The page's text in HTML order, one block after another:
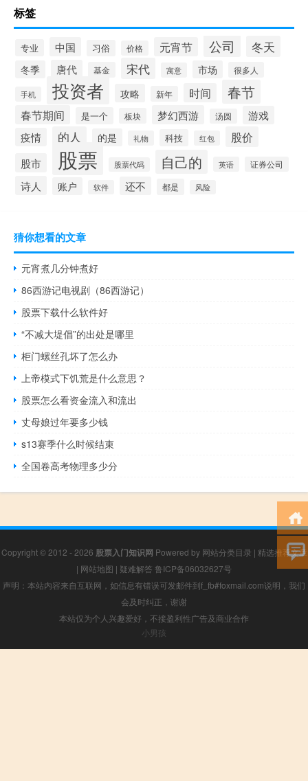
标签
专业 中国 习俗 价格 元宵节 公司 冬天
冬季 唐代 基金 宋代 寓意 市场 很多人
手机 投资者 攻略 新年 时间 春节
春节期间 是一个 板块 梦幻西游 汤圆
游戏
疫情
的人 的是 礼物 科技 红包 股价
股市 股票 股票代码 自己的 英语 证券公司
诗人 账户 软件 还不 都是 风险
猜你想看的文章
元宵煮几分钟煮好
86西游记电视剧（86西游记）
股票下载什么软件好
“不减大堤倡”的出处是哪里
柜门螺丝孔坏了怎么办
上帝模式下饥荒是什么意思？
股票怎么看资金流入和流出
丈母娘过年要多少钱
s13赛季什么时候结束
全国卷高考物理多少分
Copyright © 2012 - 2026 股票入门知识网 Powered by 网站分类目录 | 精选推荐文章
| 网站地图 | 疑难解答 鲁ICP备06032627号
声明：本站内容来自互联网，如信息有错误可发邮件到f_fb#foxmail.com说明，我们
会及时纠正，谢谢
本站仅为个人兴趣爱好，不接盈利性广告及商业合作
小男孩